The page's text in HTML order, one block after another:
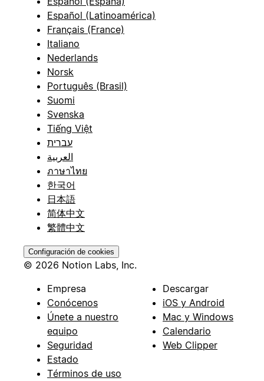
Español (Latinoamérica)
Français (France)
Italiano
Nederlands
Norsk
Português (Brasil)
Suomi
Svenska
Tiếng Việt
עברית
العربية
ภาษาไทย
한국어
日本語
简体中文
繁體中文
Configuración de cookies
© 2026 Notion Labs, Inc.
Empresa
Conócenos
Únete a nuestro
equipo
Seguridad
Estado
Términos de uso
Descargar
iOS y Android
Mac y Windows
Calendario
Web Clipper